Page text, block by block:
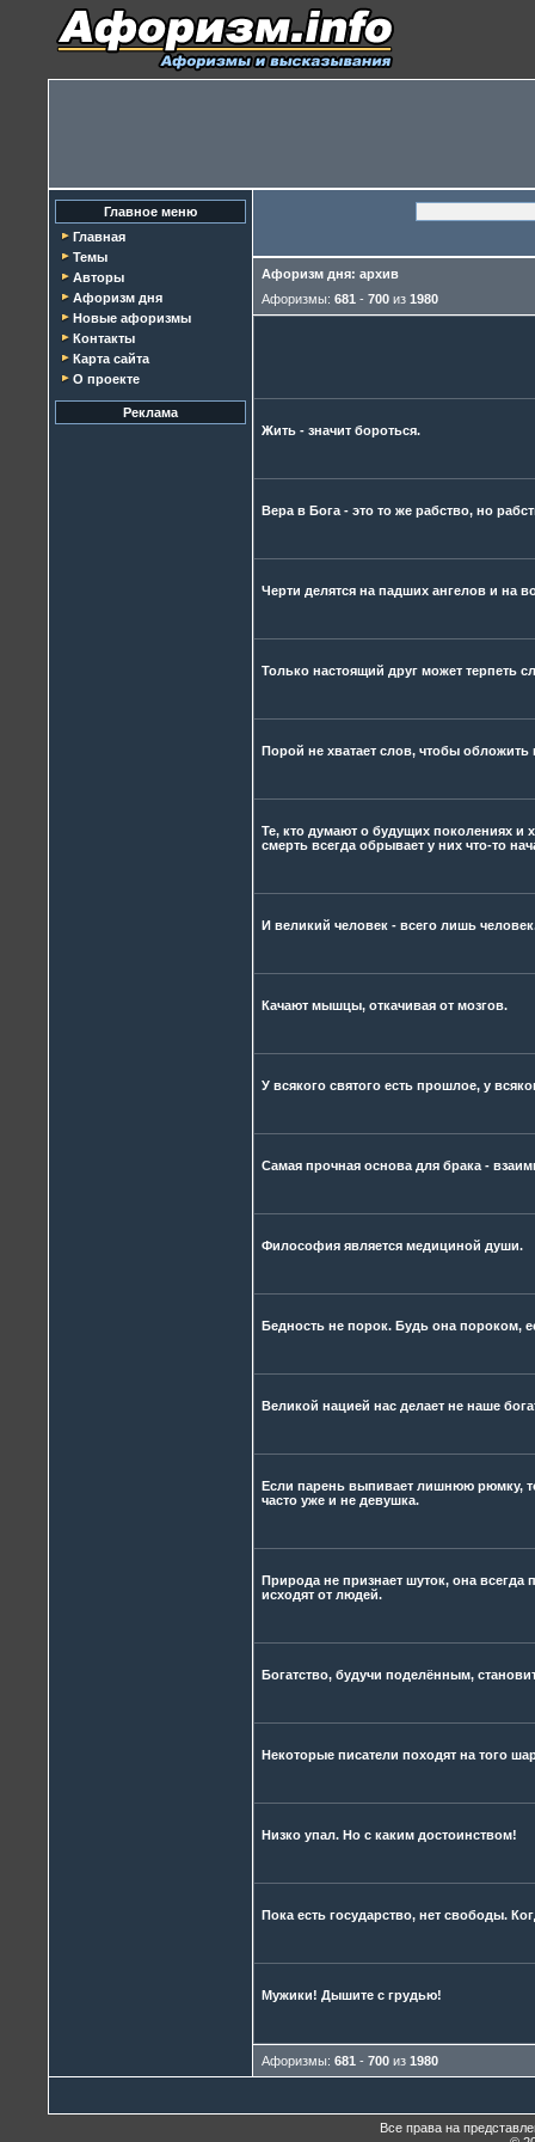
Главное меню
Главная
Темы
Авторы
Афоризм дня
Новые афоризмы
Контакты
Карта сайта
О проекте
Реклама
Афоризм дня: архив
Афоризмы: 681 - 700 из 1980
Жить - значит бороться.
Вера в Бога - это то же рабство, но
Черти делятся на падших ангелов и на
Только настоящий друг может терпеть
Порой не хватает слов, чтобы обложить
Те, кто думают о будущих поколениях и
смерть всегда обрывает у них что-то
И великий человек - всего лишь
Качают мышцы, откачивая от мозгов.
У всякого святого есть прошлое, у
Самая прочная основа для брака -
Философия является медициной души.
Бедность не порок. Будь она пороком,
Великой нацией нас делает не наше
Если парень выпивает лишнюю рюмку,
часто уже и не девушка.
Природа не признает шуток, она всегда
исходят от людей.
Богатство, будучи поделённым,
Некоторые писатели походят на того
Низко упал. Но с каким достоинством!
Пока есть государство, нет свободы.
Мужики! Дышите с грудью!
Афоризмы: 681 - 700 из 1980
Все права на